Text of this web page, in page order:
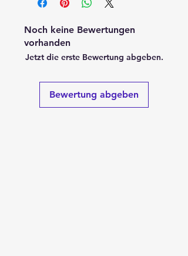
Noch keine Bewertungen
vorhanden
Jetzt die erste Bewertung abgeben.
Bewertung abgeben